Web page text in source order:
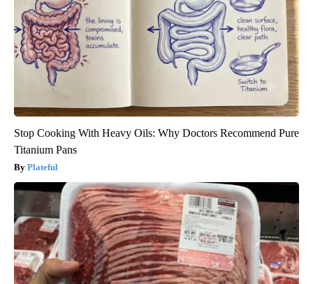
Stop Cooking With Heavy Oils: Why Doctors Recommend Pure
Titanium Pans
Plateful